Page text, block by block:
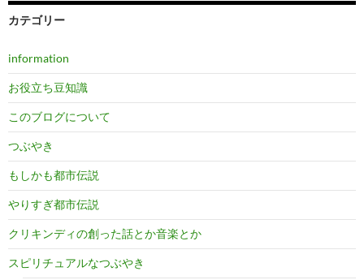
カテゴリー
information
お役立ち豆知識
このブログについて
つぶやき
もしかも都市伝説
やりすぎ都市伝説
クリキンディの創った話とか音楽とか
スピリチュアルなつぶやき